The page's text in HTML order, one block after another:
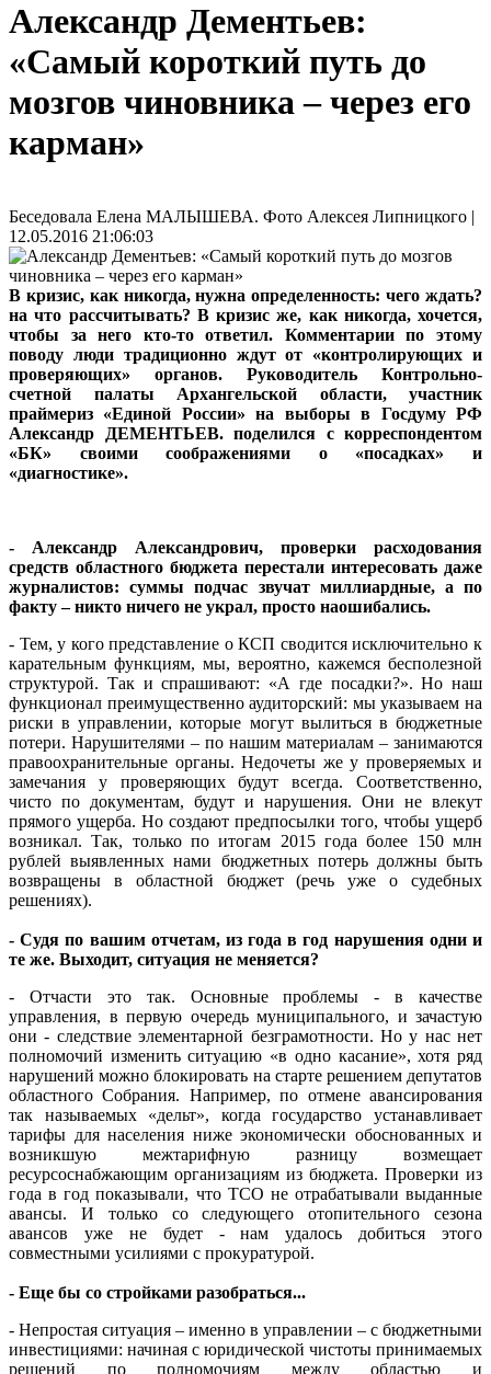
Александр Дементьев:
«Самый короткий путь до
мозгов чиновника – через его
карман»
Беседовала Елена МАЛЫШЕВА. Фото Алексея Липницкого |
12.05.2016 21:06:03
В кризис, как никогда, нужна определенность: чего ждать?
на что рассчитывать? В кризис же, как никогда, хочется,
чтобы за него кто-то ответил. Комментарии по этому
поводу люди традиционно ждут от «контролирующих и
проверяющих» органов. Руководитель Контрольно-
счетной палаты Архангельской области, участник
праймериз «Единой России» на выборы в Госдуму РФ
Александр ДЕМЕНТЬЕВ. поделился с корреспондентом
«БК» своими соображениями о «посадках» и
«диагностике».
- Александр Александрович, проверки расходования
средств областного бюджета перестали интересовать даже
журналистов: суммы подчас звучат миллиардные, а по
факту – никто ничего не украл, просто наошибались.
- Тем, у кого представление о КСП сводится исключительно к
карательным функциям, мы, вероятно, кажемся бесполезной
структурой. Так и спрашивают: «А где посадки?». Но наш
функционал преимущественно аудиторский: мы указываем на
риски в управлении, которые могут вылиться в бюджетные
потери. Нарушителями – по нашим материалам – занимаются
правоохранительные органы. Недочеты же у проверяемых и
замечания у проверяющих будут всегда. Соответственно,
чисто по документам, будут и нарушения. Они не влекут
прямого ущерба. Но создают предпосылки того, чтобы ущерб
возникал. Так, только по итогам 2015 года более 150 млн
рублей выявленных нами бюджетных потерь должны быть
возвращены в областной бюджет (речь уже о судебных
решениях).
- Судя по вашим отчетам, из года в год нарушения одни и
те же. Выходит, ситуация не меняется?
- Отчасти это так. Основные проблемы - в качестве
управления, в первую очередь муниципального, и зачастую
они - следствие элементарной безграмотности. Но у нас нет
полномочий изменить ситуацию «в одно касание», хотя ряд
нарушений можно блокировать на старте решением депутатов
областного Собрания. Например, по отмене авансирования
так называемых «дельт», когда государство устанавливает
тарифы для населения ниже экономически обоснованных и
возникшую межтарифную разницу возмещает
ресурсоснабжающим организациям из бюджета. Проверки из
года в год показывали, что ТСО не отрабатывали выданные
авансы. И только со следующего отопительного сезона
авансов уже не будет - нам удалось добиться этого
совместными усилиями с прокуратурой.
- Еще бы со стройками разобраться...
- Непростая ситуация – именно в управлении – с бюджетными
инвестициями: начиная с юридической чистоты принимаемых
решений по полномочиям между областью и